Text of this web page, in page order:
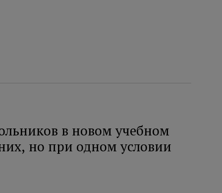
в новом учебном
но при одном условии